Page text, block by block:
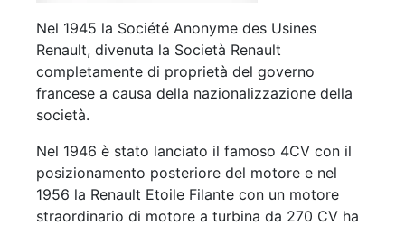
Nel 1945 la Société Anonyme des Usines
Renault, divenuta la Società Renault
completamente di proprietà del governo
francese a causa della nazionalizzazione della
società.
Nel 1946 è stato lanciato il famoso 4CV con il
posizionamento posteriore del motore e nel
1956 la Renault Etoile Filante con un motore
straordinario di motore a turbina da 270 CV ha